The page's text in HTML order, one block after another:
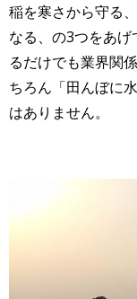
稲を寒さから守る
なる、の3つをあ
るだけでも業界関
ちろん「田んぼに
はありません。